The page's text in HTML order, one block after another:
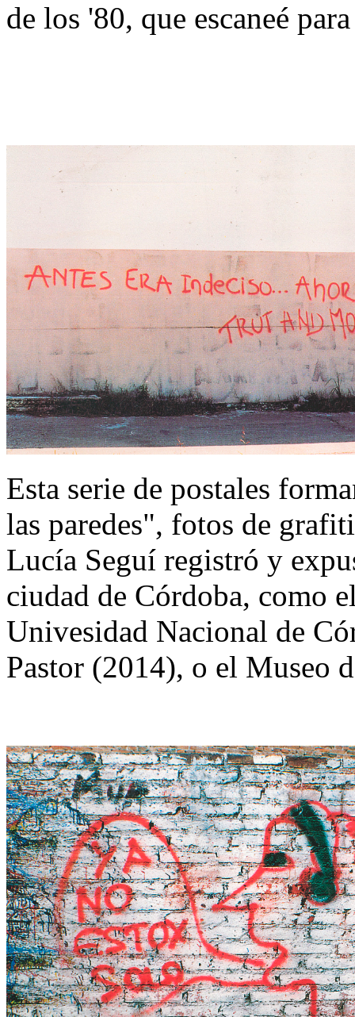
de los '80, que escaneé
Esta serie de postales
las paredes", fotos de
Lucía Seguí registró y
ciudad de Córdoba, como
Univesidad Nacional de
Pastor (2014), o el Museo